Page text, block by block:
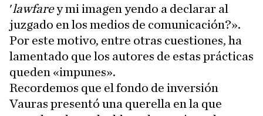
'lawfarey mi imagen yendo a declarar al
juzgado en los medios de comunicación?».
Por este motivo, entre otras cuestiones, ha
lamentado que los autores de estas prácticas
queden «impunes».
Recordemos que el fondo de inversión
Vauras presentó una querella en la que